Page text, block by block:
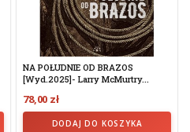
NA POŁUDNIE OD BRAZOS
[wyd.2025]- Larry McMurtry...
78,00 zł
DODAJ DO KOSZYKA